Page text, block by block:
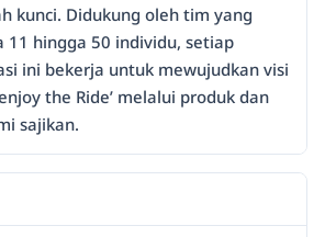
kunci. Didukung oleh tim yang
11 hingga 50 individu, setiap
ini bekerja untuk mewujudkan visi
the Ride’ melalui produk dan
sajikan.